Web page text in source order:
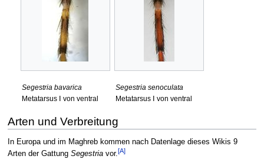
Segestria bavarica
Metatarsus Ⅰ von ventral
Segestria senoculata
Metatarsus Ⅰ von ventral
Arten und Verbreitung
In Europa und im Maghreb kommen nach Datenlage dieses Wikis 9
Arten der Gattung Segestriavor.[A]